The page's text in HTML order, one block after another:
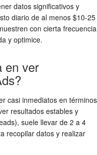
datos significativos y
diario de al menos $10-25
con cierta frecuencia
y optimice.
en ver
casi inmediatos en términos
resultados estables y
suele llevar de 2 a 4
recopilar datos y realizar